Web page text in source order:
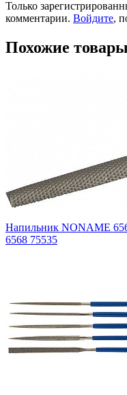
Только
комментарии. Войдите,
Похожие товары
Напильник NONAME
6568 75535